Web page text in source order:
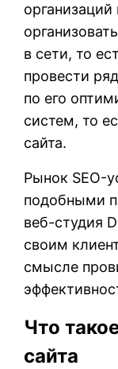
в сети, то
провести
по его
систем, то
сайта.
Рынок SEO-
подобными
веб-студия
своим
смысле
Что
сайта